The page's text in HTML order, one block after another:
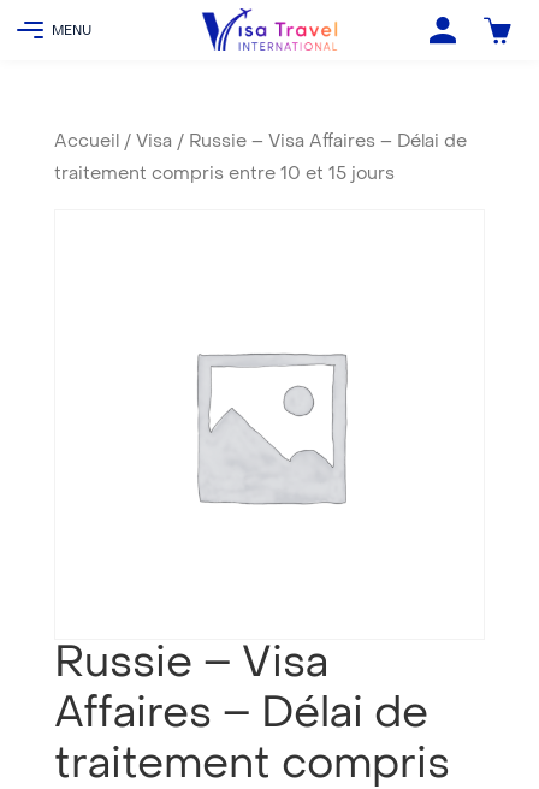
Accueil / Visa / Russie – Visa Affaires – Délai de
traitement compris entre 10 et 15 jours
Russie – Visa
Affaires – Délai de
traitement compris